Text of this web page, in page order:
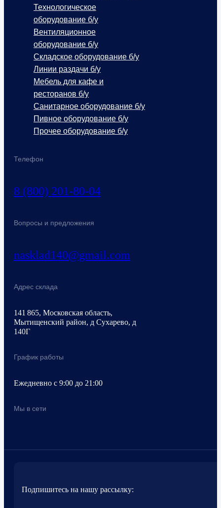
Телефон
8 (800) 201-80-04
Вопросы и предложения
nasklad140@gmail.com
Адрес склада
141 865, Московская область,
Мытищенский район, д Сухарево, д
140Г
График работы
Ежедневно с 9:00 до 21:00
Мы в сети
Технологическое
оборудование б/у
Вентиляционное
оборудование б/у
Складское оборудование б/у
Линии раздачи б/у
Мебель для кафе и
ресторанов б/у
Санитарное оборудование б/у
Пивное оборудование б/у
Прочее оборудование б/у
Подпишитесь на нашу рассылку: